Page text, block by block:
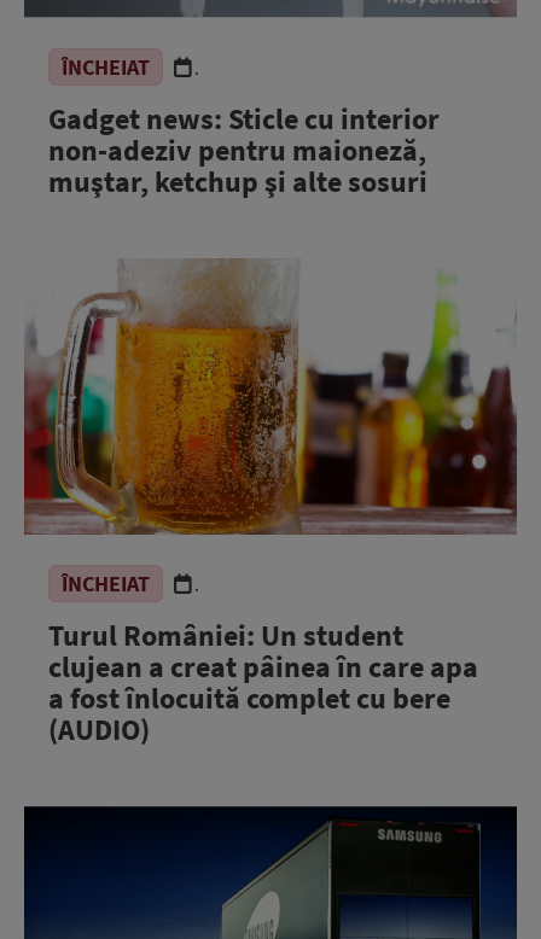
ÎNCHEIAT .
Gadget news: Sticle cu interior
non-adeziv pentru maioneză,
muştar, ketchup şi alte sosuri
ÎNCHEIAT .
Turul României: Un student
clujean a creat pâinea în care apa
a fost înlocuită complet cu bere
(AUDIO)